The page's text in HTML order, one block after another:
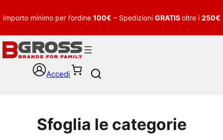
Importo minimo per l’ordine 100€ – Spedizioni GRATISoltre i 250€
Accedi
h
Sfoglia le categorie